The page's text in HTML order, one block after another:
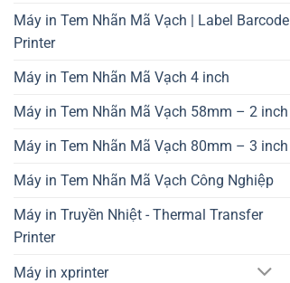
Máy in Tem Nhãn Mã Vạch | Label Barcode
Printer
Máy in Tem Nhãn Mã Vạch 4 inch
Máy in Tem Nhãn Mã Vạch 58mm – 2 inch
Máy in Tem Nhãn Mã Vạch 80mm – 3 inch
Máy in Tem Nhãn Mã Vạch Công Nghiệp
Máy in Truyền Nhiệt - Thermal Transfer
Printer
Máy in xprinter